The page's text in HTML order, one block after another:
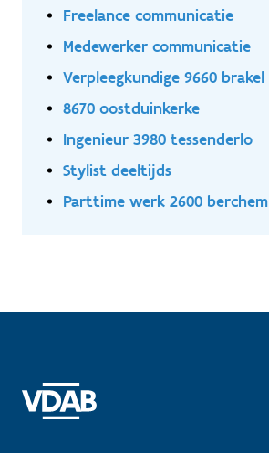
Freelance communicatie
Medewerker communicatie
Verpleegkundige 9660 brakel
8670 oostduinkerke
Ingenieur 3980 tessenderlo
Stylist deeltijds
Parttime werk 2600 berchem